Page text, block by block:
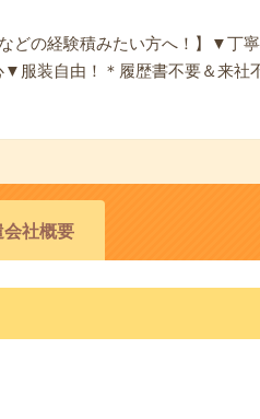
どの経験積みたい方へ！】▼丁
装自由！＊履歴書不要＆来社
会社概要